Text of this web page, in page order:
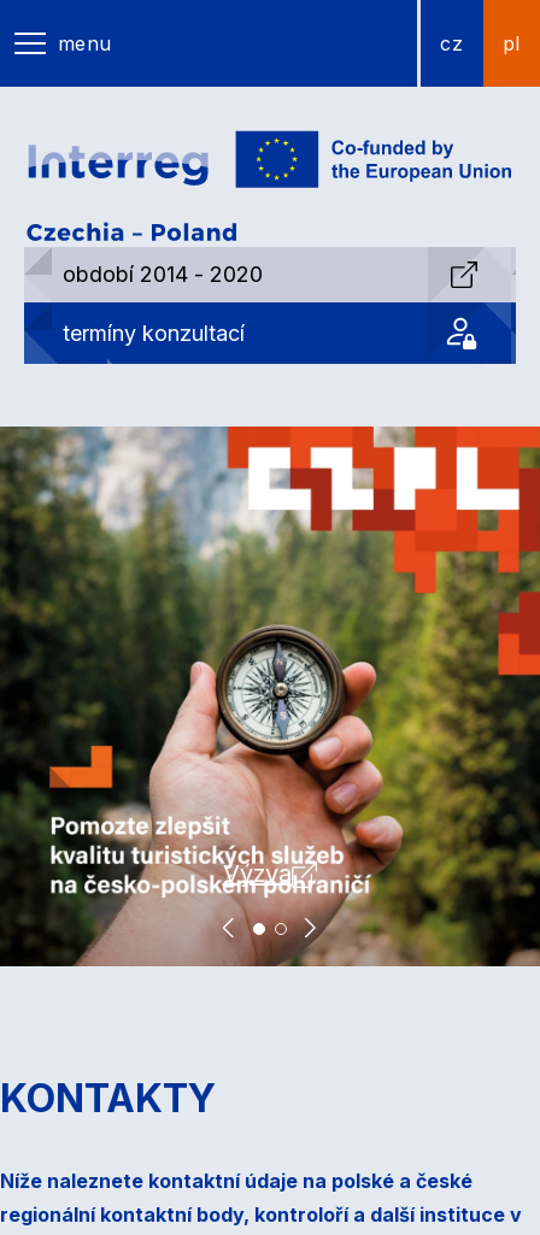
menu cz pl
období 2014 - 2020
termíny konzultací
Výzva
KONTAKTY
Níže naleznete kontaktní údaje na polské a české
regionální kontaktní body, kontroloří a další instituce v